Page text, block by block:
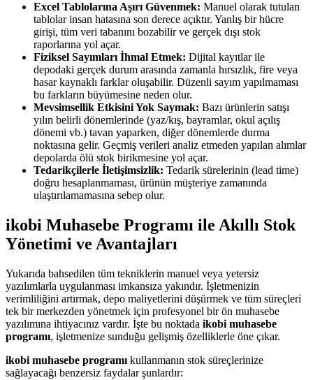
Excel Tablolarına Aşırı Güvenmek: Manuel olarak tutulan
tablolar insan hatasına son derece açıktır. Yanlış bir hücre
girişi, tüm veri tabanını bozabilir ve gerçek dışı stok
raporlarına yol açar.
Fiziksel Sayımları İhmal Etmek: Dijital kayıtlar ile
depodaki gerçek durum arasında zamanla hırsızlık, fire veya
hasar kaynaklı farklar oluşabilir. Düzenli sayım yapılmaması
bu farkların büyümesine neden olur.
Mevsimsellik Etkisini Yok Saymak: Bazı ürünlerin satışı
yılın belirli dönemlerinde (yaz/kış, bayramlar, okul açılış
dönemi vb.) tavan yaparken, diğer dönemlerde durma
noktasına gelir. Geçmiş verileri analiz etmeden yapılan alımlar
depolarda ölü stok birikmesine yol açar.
Tedarikçilerle İletişimsizlik: Tedarik sürelerinin (lead time)
doğru hesaplanmaması, ürünün müşteriye zamanında
ulaştırılamamasına sebep olur.
ikobi Muhasebe Programı ile Akıllı Stok
Yönetimi ve Avantajları
Yukarıda bahsedilen tüm tekniklerin manuel veya yetersiz
yazılımlarla uygulanması imkansıza yakındır. İşletmenizin
verimliliğini artırmak, depo maliyetlerini düşürmek ve tüm süreçleri
tek bir merkezden yönetmek için profesyonel bir ön muhasebe
yazılımına ihtiyacınız vardır. İşte bu noktada ikobi muhasebe
programı, işletmenize sunduğu gelişmiş özelliklerle öne çıkar.
ikobi muhasebe programı kullanmanın stok süreçlerinize
sağlayacağı benzersiz faydalar şunlardır: